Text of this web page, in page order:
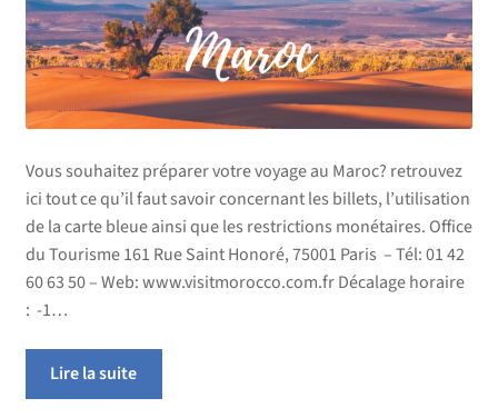
Vous souhaitez préparer votre voyage au Maroc? retrouvez
ici tout ce qu’il faut savoir concernant les billets, l’utilisation
de la carte bleue ainsi que les restrictions monétaires. Office
du Tourisme 161 Rue Saint Honoré, 75001 Paris – Tél: 01 42
60 63 50 – Web: www.visitmorocco.com.fr Décalage horaire
: -1…
Lire la suite